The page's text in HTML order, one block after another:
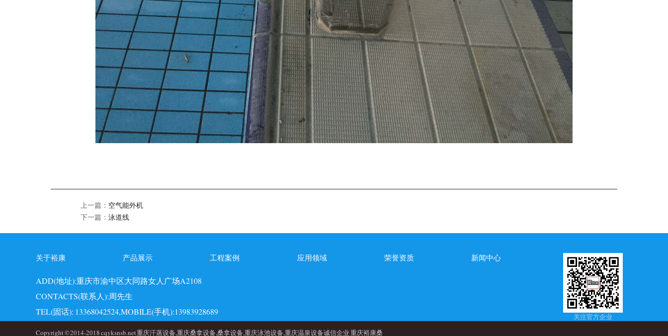
上一篇： 空气能外机
下一篇： 泳道线
关于裕康 产品展示 工程案例 应用领域 荣誉资质 新闻中心
关注官方企业
ADD(地址):重庆市渝中区大同路女人广场A2108
CONTACTS(联系人):周先生
TEL(固话): 13368042524,MOBILE(手机):13983928689
Copyright © 2014-2018 cqyksnsb.net 重庆汗蒸设备,重庆桑拿设备,桑拿设备,重庆泳池设备,重庆温泉设备诚信企业 重庆裕康桑